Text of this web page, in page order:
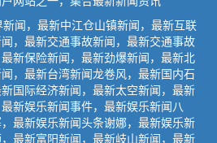
闻，最新中江仓山镇新闻，最新互联
，最新交通事故新闻，最新交通事故
新保险新闻，最新劲爆新闻，最新北
，最新台湾新闻龙卷风，最新国内石
国际经济新闻，最新太空新闻，最新
新娱乐新闻事件，最新娱乐新闻八
最新娱乐新闻头条谢娜，最新娱乐新
最新富阳新闻，最新岐山新闻，最新